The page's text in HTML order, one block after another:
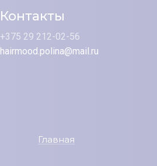
Контакты
+375 29 212-02-56
hairmood.polina@mail.ru
Главная